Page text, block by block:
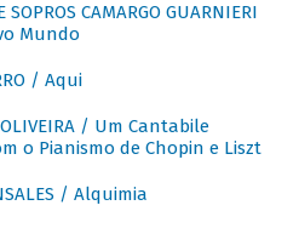
SOPROS CAMARGO GUARNIERI
Mundo
/ Aqui
OLIVEIRA / Um Cantabile
o Pianismo de Chopin e Liszt
/ Alquimia